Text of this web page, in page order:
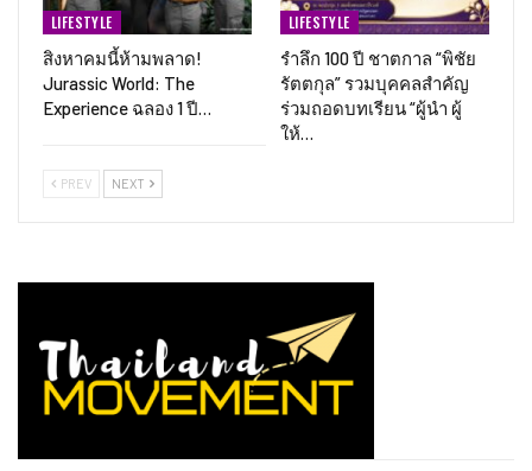
LIFESTYLE
สิงหาคมนี้ห้ามพลาด!
Jurassic World: The
Experience ฉลอง 1 ปี…
LIFESTYLE
รำลึก 100 ปี ชาตกาล “พิชัย
รัตตกุล” รวมบุคคลสำคัญ
ร่วมถอดบทเรียน “ผู้นำ ผู้
ให้…
PREV NEXT